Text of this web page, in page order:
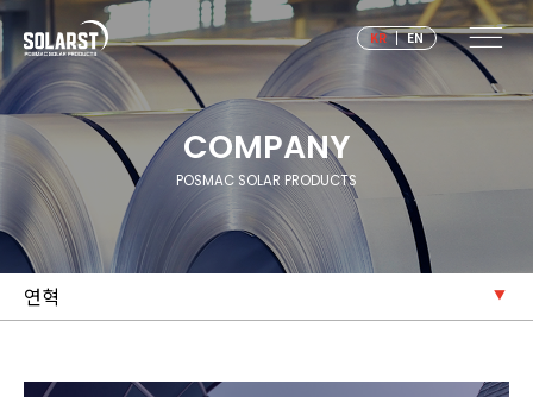
KR | EN
COMPANY
POSMAC SOLAR PRODUCTS
연혁